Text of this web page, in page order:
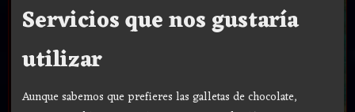
Servicios que nos gustaría
utilizar
Aunque sabemos que prefieres las galletas de chocolate,